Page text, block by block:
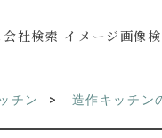
社検索 イメージ画像
チン 造作キッチン